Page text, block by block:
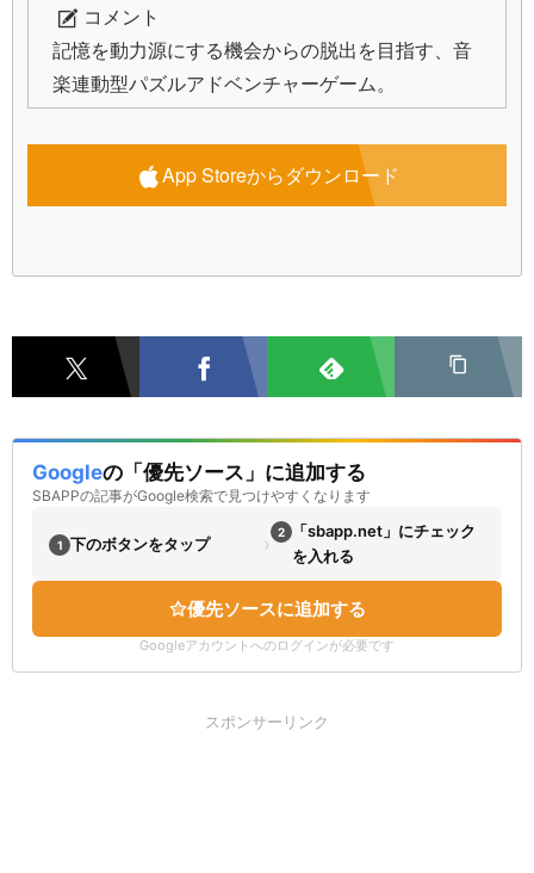
コメント
記憶を動力源にする機会からの脱出を目指す、音
楽連動型パズルアドベンチャーゲーム。
App Storeからダウンロード
Googleの「優先ソース」に追加する
SBAPPの記事がGoogle検索で見つけやすくなります
1 下のボタンをタップ › 2
「sbapp.net」にチェック
を入れる
優先ソースに追加する
Googleアカウントへのログインが必要です
スポンサーリンク